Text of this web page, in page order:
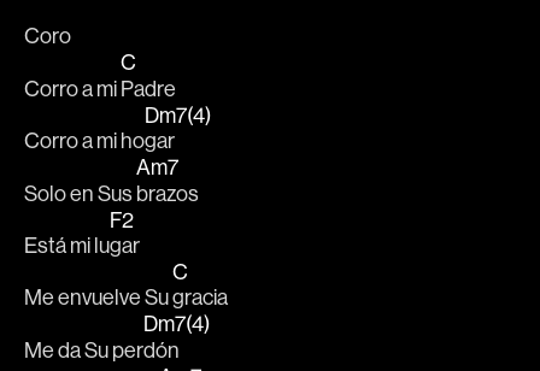
Coro
Corro a mi
C
Padre
Corro a mi ho
Dm7(4)
gar
Solo en Sus
Am7
brazos
Está mi lu
F2
gar
Me envuelve Su
C
gracia
Me da Su per
Dm7(4)
dón